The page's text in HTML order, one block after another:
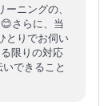
ニングの、
さらに、当
とりでお伺い
限りの対応
できること